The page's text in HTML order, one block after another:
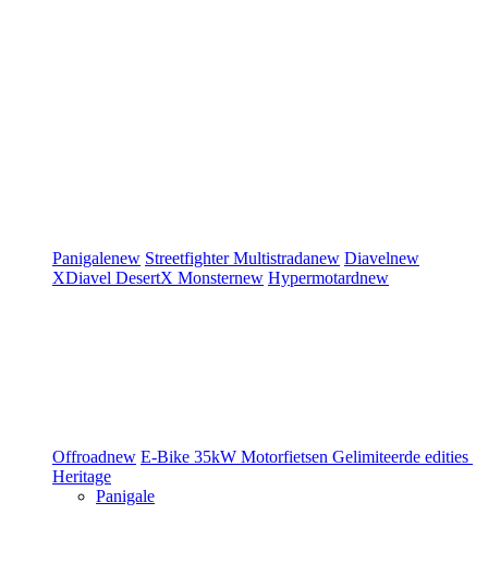
Panigalenew StreetfighterMultistradanew Diavelnew
XDiavel DesertX Monsternew Hypermotardnew
Offroadnew E-Bike 35kW Motorfietsen Gelimiteerde edities
Heritage
Panigale